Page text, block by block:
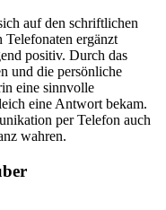
auf den schriftlichen
ergänzt
positiv. Durch das
und die persönliche
eine sinnvolle
eine Antwort bekam.
per Telefon auch
wahren.